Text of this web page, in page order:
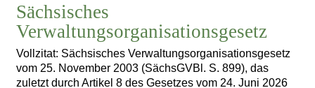
Sächsisches
Verwaltungsorganisationsgesetz
Vollzitat: Sächsisches Verwaltungsorganisationsgesetz
vom 25. November 2003 (SächsGVBl. S. 899), das
zuletzt durch Artikel 8 des Gesetzes vom 24. Juni 2026